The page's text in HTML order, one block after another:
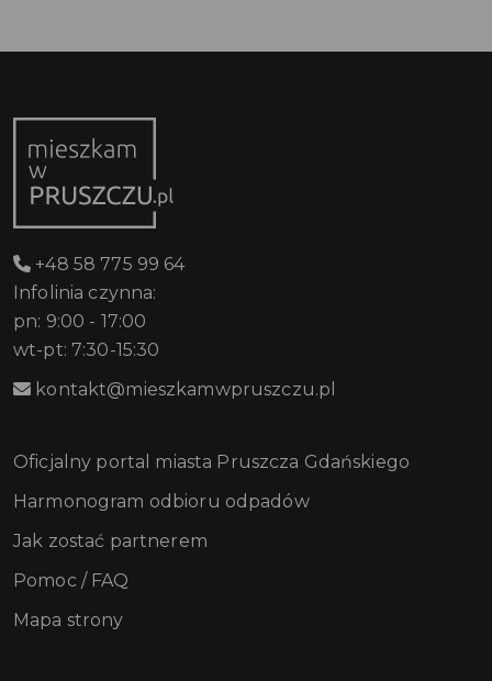
+48 58 775 99 64
Infolinia czynna:
pn: 9:00 - 17:00
wt-pt: 7:30-15:30
kontakt@mieszkamwpruszczu.pl
Oficjalny portal miasta Pruszcza Gdańskiego
Harmonogram odbioru odpadów
Jak zostać partnerem
Pomoc / FAQ
Mapa strony